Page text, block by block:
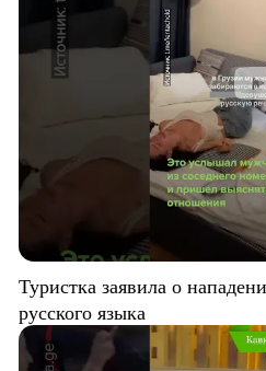
Туристка заявила о
русского языка